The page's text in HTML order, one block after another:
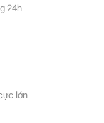
24h
lớn